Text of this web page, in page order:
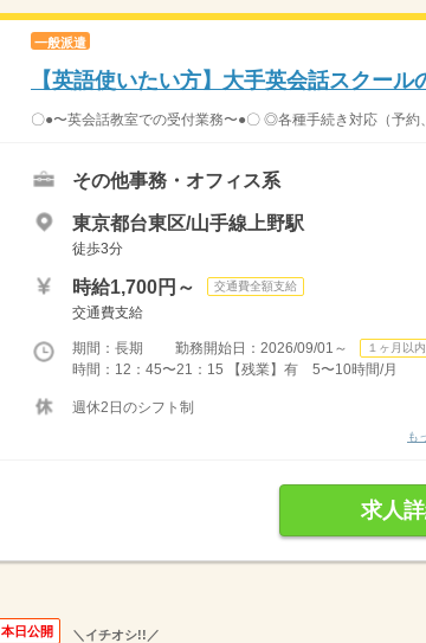
一般派遣
【英語使いたい方】大手英会話スクール
〇●〜英会話教室での受付業務〜●〇 ◎各種手続き対応（予
その他事務・オフィス系
東京都台東区/山手線上野駅
徒歩3分
時給1,700円～ 交通費全額支給
交通費支給
期間：長期 勤務開始日：2026/09/01～ １ヶ月以
時間：12：45〜21：15 【残業】有 5〜10時間/月
週休2日のシフト制
も
求人
本日公開 ＼イチオシ!!／